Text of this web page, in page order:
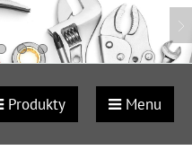
Produkty Menu